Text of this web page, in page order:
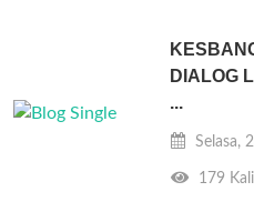
DIALOG
...
Selasa,
179 Kali